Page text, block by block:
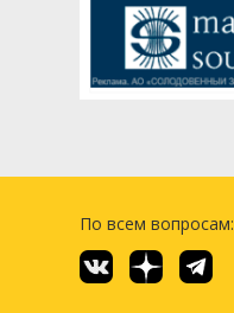
По всем вопросам: